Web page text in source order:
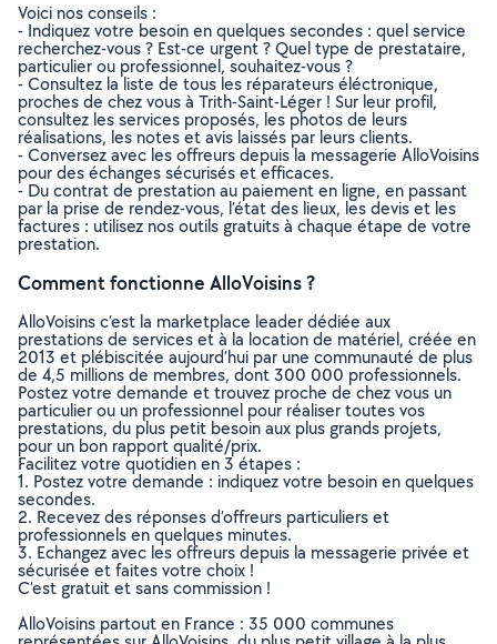
Voici nos conseils :
- Indiquez votre besoin en quelques secondes : quel service
recherchez-vous ? Est-ce urgent ? Quel type de prestataire,
particulier ou professionnel, souhaitez-vous ?
- Consultez la liste de tous les réparateurs éléctronique,
proches de chez vous à Trith-Saint-Léger ! Sur leur profil,
consultez les services proposés, les photos de leurs
réalisations, les notes et avis laissés par leurs clients.
- Conversez avec les offreurs depuis la messagerie AlloVoisins
pour des échanges sécurisés et efficaces.
- Du contrat de prestation au paiement en ligne, en passant
par la prise de rendez-vous, l’état des lieux, les devis et les
factures : utilisez nos outils gratuits à chaque étape de votre
prestation.
Comment fonctionne AlloVoisins ?
AlloVoisins c’est la marketplace leader dédiée aux
prestations de services et à la location de matériel, créée en
2013 et plébiscitée aujourd’hui par une communauté de plus
de 4,5 millions de membres, dont 300 000 professionnels.
Postez votre demande et trouvez proche de chez vous un
particulier ou un professionnel pour réaliser toutes vos
prestations, du plus petit besoin aux plus grands projets,
pour un bon rapport qualité/prix.
Facilitez votre quotidien en 3 étapes :
1. Postez votre demande : indiquez votre besoin en quelques
secondes.
2. Recevez des réponses d’offreurs particuliers et
professionnels en quelques minutes.
3. Echangez avec les offreurs depuis la messagerie privée et
sécurisée et faites votre choix !
C’est gratuit et sans commission !
AlloVoisins partout en France : 35 000 communes